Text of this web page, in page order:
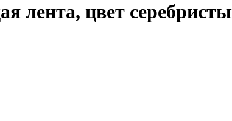
лента, цвет